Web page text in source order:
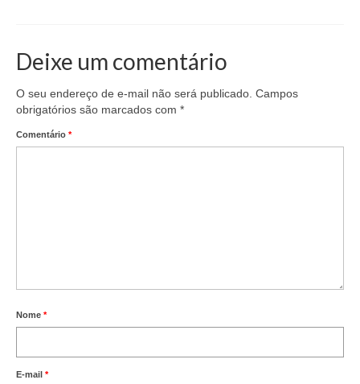
COMUNICAÇÃO
PESQUISA 6×1
Deixe um comentário
O seu endereço de e-mail não será publicado. Campos
obrigatórios são marcados com *
Comentário *
Nome *
E-mail *